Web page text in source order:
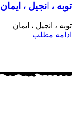
توبه ، انجیل ، ایمان
توبه ، انجیل ، ایمان
ادامه مطلب